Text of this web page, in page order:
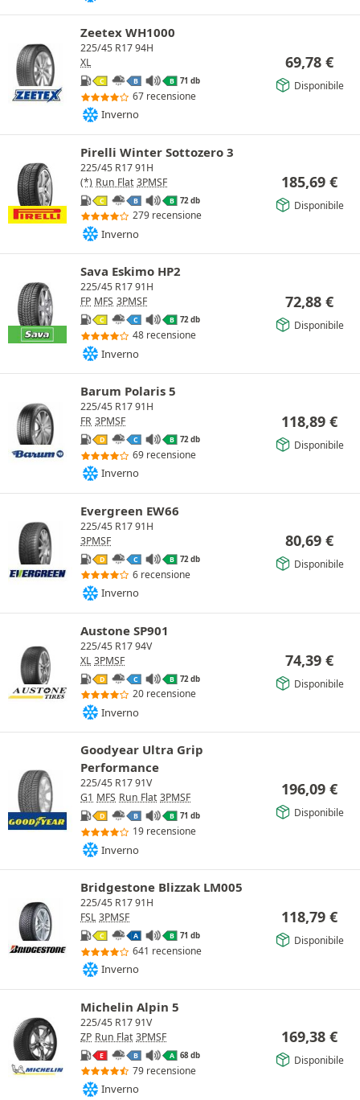
Zeetex WH1000
225/45 R17 94H
XL
C B B 71 db
67 recensione
Inverno
69,78 €
Disponibile
Pirelli Winter Sottozero 3
225/45 R17 91H
(*) Run Flat 3PMSF
C B B 72 db
279 recensione
Inverno
185,69 €
Disponibile
Sava Eskimo HP2
225/45 R17 91H
FP MFS 3PMSF
C C B 72 db
48 recensione
Inverno
72,88 €
Disponibile
Barum Polaris 5
225/45 R17 91H
FR 3PMSF
D C B 72 db
69 recensione
Inverno
118,89 €
Disponibile
Evergreen EW66
225/45 R17 91H
3PMSF
D C B 72 db
6 recensione
Inverno
80,69 €
Disponibile
Austone SP901
225/45 R17 94V
XL 3PMSF
D C B 72 db
20 recensione
Inverno
74,39 €
Disponibile
Goodyear Ultra Grip
Performance
225/45 R17 91V
G1 MFS Run Flat 3PMSF
D B B 71 db
19 recensione
Inverno
196,09 €
Disponibile
Bridgestone Blizzak LM005
225/45 R17 91H
FSL 3PMSF
C A B 71 db
641 recensione
Inverno
118,79 €
Disponibile
Michelin Alpin 5
225/45 R17 91V
ZP Run Flat 3PMSF
E B A 68 db
79 recensione
Inverno
169,38 €
Disponibile